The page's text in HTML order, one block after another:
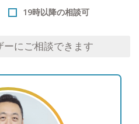
19時以降の相談可
ーにご相談できます